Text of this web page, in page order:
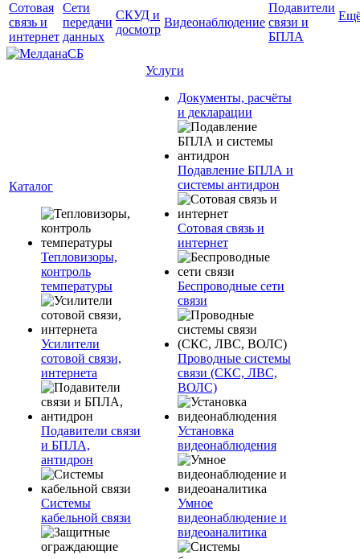
Сотовая
связь и
интернет
Сети
передачи
данных
СКУД и
досмотр
Видеонаблюдение
Подавители
связи и
БПЛА
Каталог
Тепловизоры,
контроль
температуры
Усилители
сотовой связи,
интернета
Подавители связи
и БПЛА,
антидрон
Системы
кабельной связи
Услуги
Документы, расчёты
и декларации
Подавление БПЛА и
системы антидрон
Сотовая связь и
интернет
Беспроводные сети
связи
Проводные системы
связи (СКС, ЛВС,
ВОЛС)
Установка
видеонаблюдения
Умное
видеонаблюдение и
видеоаналитика